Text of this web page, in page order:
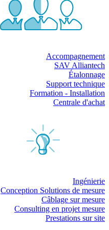
Accompagnement
SAV Alliantech
Étalonnage
Support technique
Formation - Installation
Centrale d'achat
Ingénierie
Conception Solutions de mesure
Câblage sur mesure
Consulting en projet mesure
Prestations sur site